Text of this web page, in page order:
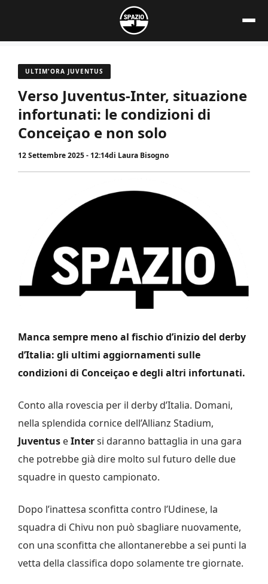
contenuto
ULTIM'ORA JUVENTUS
Verso Juventus-Inter, situazione
infortunati: le condizioni di
Conceiçao e non solo
12 Settembre 2025 - 12:14di Laura Bisogno
Manca sempre meno al fischio d’inizio del derby
d’Italia: gli ultimi aggiornamenti sulle
condizioni di Conceiçao e degli altri infortunati.
Conto alla rovescia per il derby d’Italia. Domani,
nella splendida cornice dell’Allianz Stadium,
Juventus eIntersi daranno battaglia in una gara
che potrebbe già dire molto sul futuro delle due
squadre in questo campionato.
Dopo l’inattesa sconfitta contro l’Udinese, la
squadra di Chivu non può sbagliare nuovamente,
con una sconfitta che allontanerebbe a sei punti la
vetta della classifica dopo solamente tre giornate.